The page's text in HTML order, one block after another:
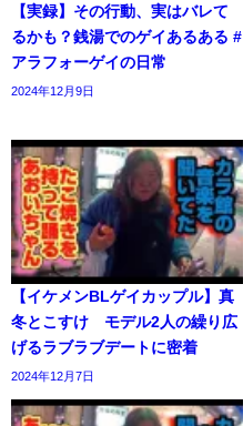
【実録】その行動、実はバレて
るかも？銭湯でのゲイあるある #
アラフォーゲイの日常
2024年12月9日
【イケメンBLゲイカップル】真
冬とこすけ モデル2人の繰り広
げるラブラブデートに密着
2024年12月7日